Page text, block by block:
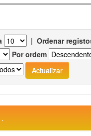
| Ordenar
Por ordem